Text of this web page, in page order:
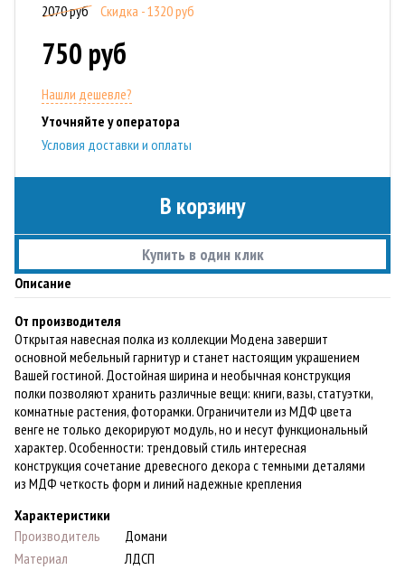
2070 руб Скидка - 1320 руб
750 руб
Нашли дешевле?
Уточняйте у оператора
Условия доставки и оплаты
В корзину
Купить в один клик
Описание
От производителя
Открытая навесная полка из коллекции Модена завершит
основной мебельный гарнитур и станет настоящим украшением
Вашей гостиной. Достойная ширина и необычная конструкция
полки позволяют хранить различные вещи: книги, вазы, статуэтки,
комнатные растения, фоторамки. Ограничители из МДФ цвета
венге не только декорируют модуль, но и несут функциональный
характер. Особенности: трендовый стиль интересная
конструкция сочетание древесного декора с темными деталями
из МДФ четкость форм и линий надежные крепления
Характеристики
Производитель
Домани
Материал
ЛДСП